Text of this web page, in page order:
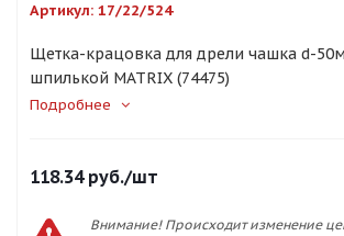
Артикул: 17/22/524
Щетка-крацовка для дрели чашка d-
шпилькой MATRIX (74475)
Подробнее
118.34руб./шт
Внимание! Происходит изменение